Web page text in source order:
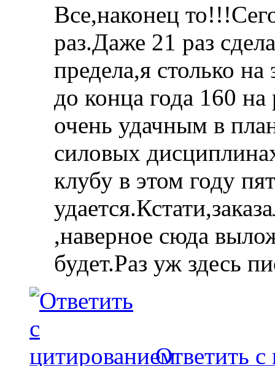
Все,наконец
раз.Даже 21 раз
предела,я столько
до конца года 160
очень удачным в
силовых
клубу в этом году
,наверное сюда
будет.Раз уж здесь
Ответить с